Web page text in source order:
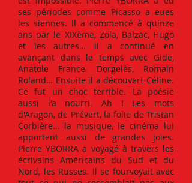
ses périodes comme Picasso a eues
les siennes. Il a commencé à quinze
ans par le XIXème, Zola, Balzac, Hugo
et les autres… il a continué en
avançant dans le temps avec Gide,
Anatole France, Dorgelès, Romain
Roland… Ensuite il a découvert Céline.
Ce fut un choc terrible. La poésie
aussi l'a nourri. Ah ! Les mots
d'Aragon, de Prévert, la folie de Tristan
Corbière… la musique, le cinéma lui
apportent aussi de grandes joies.
Pierre YBORRA a voyagé à travers les
écrivains Américains du Sud et du
Nord, les Russes. Il se fourvoyait avec